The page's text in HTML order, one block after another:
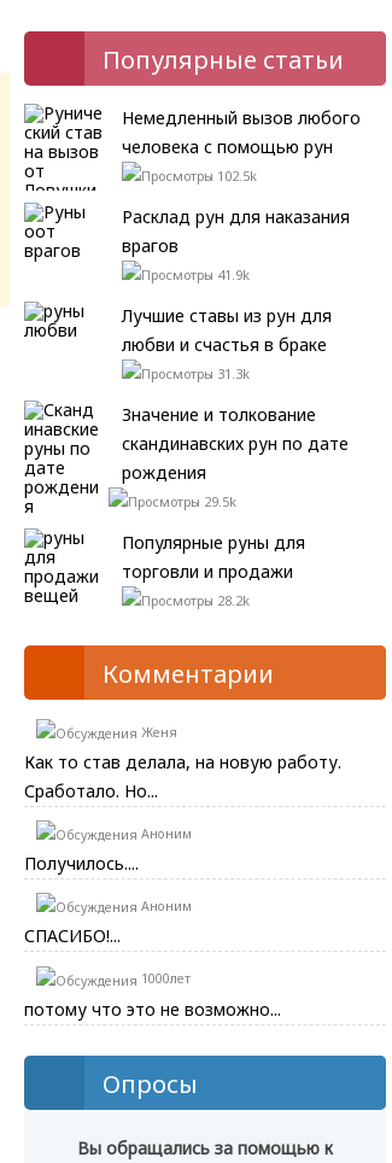
Популярные статьи
Немедленный вызов любого
человека с помощью рун
102.5k
Расклад рун для наказания
врагов
41.9k
Лучшие ставы из рун для
любви и счастья в браке
31.3k
Значение и толкование
скандинавских рун по дате
рождения
29.5k
Популярные руны для
торговли и продажи
28.2k
Комментарии
Женя
Как то став делала, на новую работу.
Сработало. Но...
Аноним
Получилось....
Аноним
СПАСИБО!...
1000лет
потому что это не возможно...
Опросы
Вы обращались за помощью к